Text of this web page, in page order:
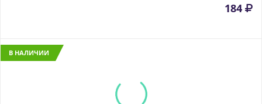
184
В НАЛИЧИИ